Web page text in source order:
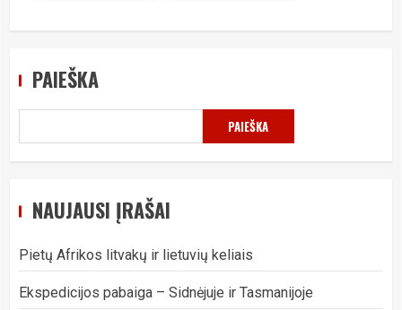
PAIEŠKA
PAIEŠKA
NAUJAUSI ĮRAŠAI
Pietų Afrikos litvakų ir lietuvių keliais
Ekspedicijos pabaiga – Sidnėjuje ir Tasmanijoje